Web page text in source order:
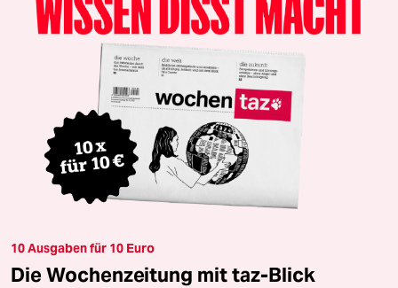
10 Ausgaben für 10 Euro
Die Wochenzeitung mit taz-Blick